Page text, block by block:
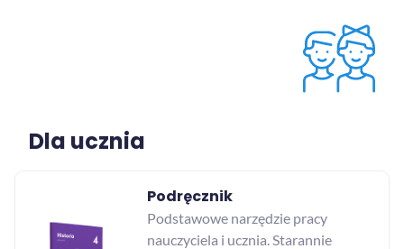
Dla ucznia
Podręcznik
Podstawowe narzędzie pracy
nauczyciela i ucznia. Starannie